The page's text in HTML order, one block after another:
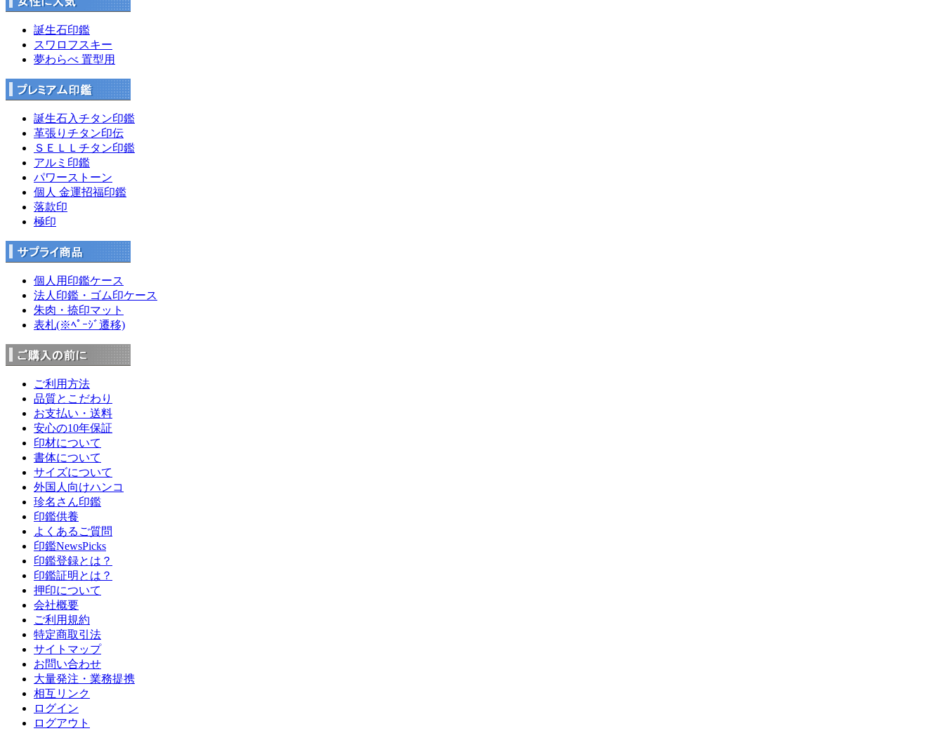
誕生石印鑑
スワロフスキー
夢わらべ 置型用
誕生石入チタン印鑑
革張りチタン印伝
ＳＥＬＬチタン印鑑
アルミ印鑑
パワーストーン
個人 金運招福印鑑
落款印
極印
個人用印鑑ケース
法人印鑑・ゴム印ケース
朱肉・捺印マット
表札(※ﾍﾟｰｼﾞ遷移)
ご利用方法
品質とこだわり
お支払い・送料
安心の10年保証
印材について
書体について
サイズについて
外国人向けハンコ
珍名さん印鑑
印鑑供養
よくあるご質問
印鑑NewsPicks
印鑑登録とは？
印鑑証明とは？
押印について
会社概要
ご利用規約
特定商取引法
サイトマップ
お問い合わせ
大量発注・業務提携
相互リンク
ログイン
ログアウト